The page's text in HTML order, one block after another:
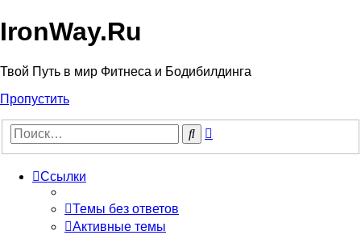
IronWay.Ru
Твой Путь в мир Фитнеса и Бодибилдинга
Пропустить
Поиск
Ссылки
Темы без ответов
Активные темы